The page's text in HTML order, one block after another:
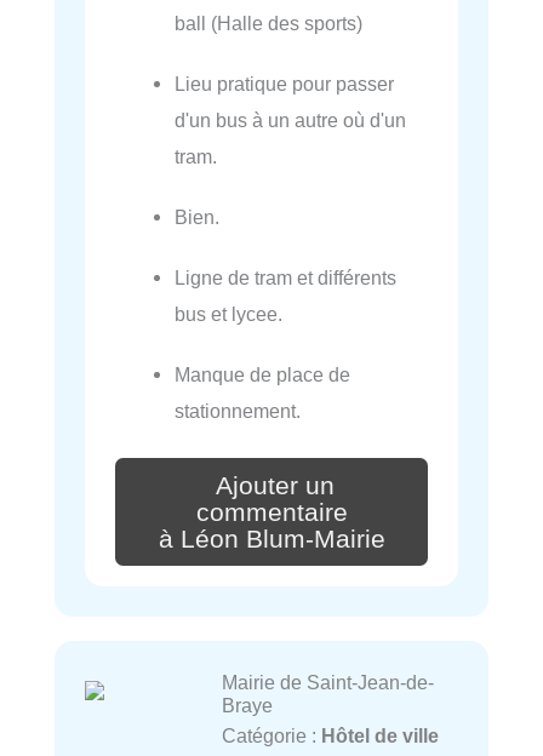
ball (Halle des sports)
Lieu pratique pour passer
d'un bus à un autre où d'un
tram.
Bien.
Ligne de tram et différents
bus et lycee.
Manque de place de
stationnement.
Ajouter un
commentaire
à Léon Blum-Mairie
Mairie de Saint-Jean-de-
Braye
Catégorie : Hôtel de ville